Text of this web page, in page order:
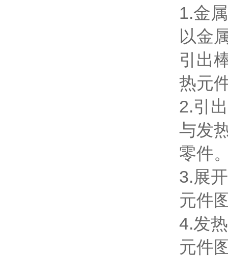
1.金
以金
引出
热元
2.引
与发
零件
3.展
元件
4.发
元件